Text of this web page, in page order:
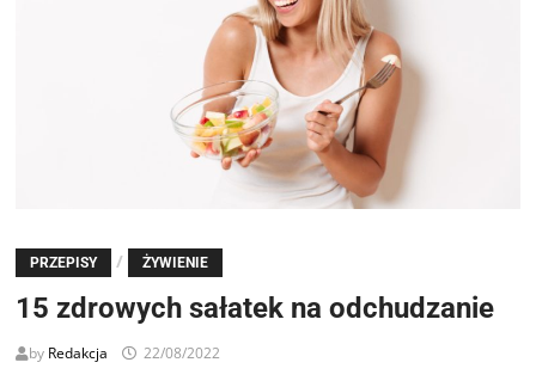
PRZEPISY / ŻYWIENIE
15 zdrowych sałatek na odchudzanie
by Redakcja 22/08/2022